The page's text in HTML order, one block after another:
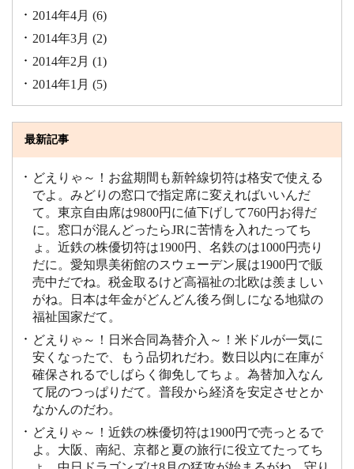
2014年4月 (6)
2014年3月 (2)
2014年2月 (1)
2014年1月 (5)
最新記事
どえりゃ～！お盆期間も新幹線切符は格安で使える
でよ。みどりの窓口で指定席に変えればいいんだ
て。東京自由席は9800円に値下げして760円お得だ
に。窓口が混んどったらJRに苦情を入れたってち
ょ。近鉄の株優切符は1900円、名鉄のは1000円売り
だに。愛知県美術館のスウェーデン展は1900円で販
売中だでね。税金取るけど高福祉の北欧は羨ましい
がね。日本は年金がどんどん後ろ倒しになる地獄の
福祉国家だて。
どえりゃ～！日米合同為替介入～！米ドルが一気に
安くなったで、もう品切れだわ。数日以内に在庫が
確保されるでしばらく御免してちょ。為替加入なん
て屁のつっぱりだて。普段から経済を安定させとか
なかんのだわ。
どえりゃ～！近鉄の株優切符は1900円で売っとるで
よ。大阪、南紀、京都と夏の旅行に役立てたってち